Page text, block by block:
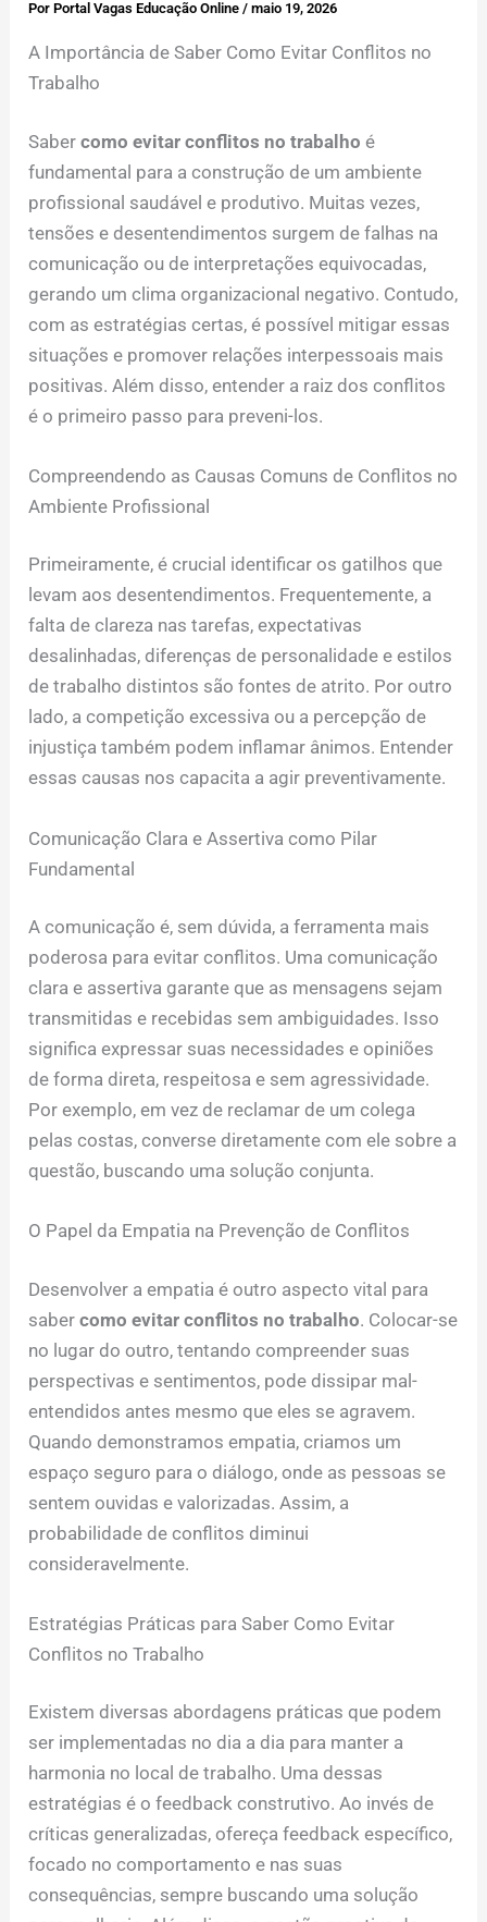
PorPortal Vagas Educação Online/maio 19, 2026
A Importância de Saber Como Evitar Conflitos no
Trabalho
Sabercomo evitar conflitos no trabalho é
fundamental para a construção de um ambiente
profissional saudável e produtivo. Muitas vezes,
tensões e desentendimentos surgem de falhas na
comunicação ou de interpretações equivocadas,
gerando um clima organizacional negativo. Contudo,
com as estratégias certas, é possível mitigar essas
situações e promover relações interpessoais mais
positivas. Além disso, entender a raiz dos conflitos
é o primeiro passo para preveni-los.
Compreendendo as Causas Comuns de Conflitos no
Ambiente Profissional
Primeiramente, é crucial identificar os gatilhos que
levam aos desentendimentos. Frequentemente, a
falta de clareza nas tarefas, expectativas
desalinhadas, diferenças de personalidade e estilos
de trabalho distintos são fontes de atrito. Por outro
lado, a competição excessiva ou a percepção de
injustiça também podem inflamar ânimos. Entender
essas causas nos capacita a agir preventivamente.
Comunicação Clara e Assertiva como Pilar
Fundamental
A comunicação é, sem dúvida, a ferramenta mais
poderosa para evitar conflitos. Uma comunicação
clara e assertiva garante que as mensagens sejam
transmitidas e recebidas sem ambiguidades. Isso
significa expressar suas necessidades e opiniões
de forma direta, respeitosa e sem agressividade.
Por exemplo, em vez de reclamar de um colega
pelas costas, converse diretamente com ele sobre a
questão, buscando uma solução conjunta.
O Papel da Empatia na Prevenção de Conflitos
Desenvolver a empatia é outro aspecto vital para
sabercomo evitar conflitos no trabalho. Colocar-se
no lugar do outro, tentando compreender suas
perspectivas e sentimentos, pode dissipar mal-
entendidos antes mesmo que eles se agravem.
Quando demonstramos empatia, criamos um
espaço seguro para o diálogo, onde as pessoas se
sentem ouvidas e valorizadas. Assim, a
probabilidade de conflitos diminui
consideravelmente.
Estratégias Práticas para Saber Como Evitar
Conflitos no Trabalho
Existem diversas abordagens práticas que podem
ser implementadas no dia a dia para manter a
harmonia no local de trabalho. Uma dessas
estratégias é o feedback construtivo. Ao invés de
críticas generalizadas, ofereça feedback específico,
focado no comportamento e nas suas
consequências, sempre buscando uma solução